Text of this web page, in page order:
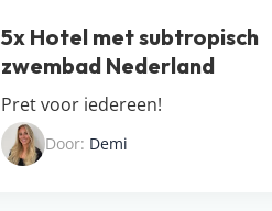
5x Hotel met subtropisch
zwembad Nederland
Pret voor iedereen!
Door: Demi